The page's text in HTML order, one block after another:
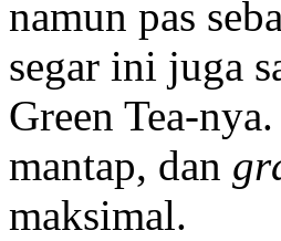
namun pas
segar ini juga
Green Tea-
mantap, dan
maksimal.